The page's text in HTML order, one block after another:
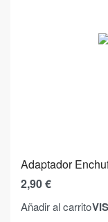
Adaptador
2,90€
Añadir al carrito